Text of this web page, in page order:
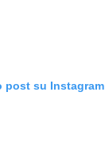
post su Instagram